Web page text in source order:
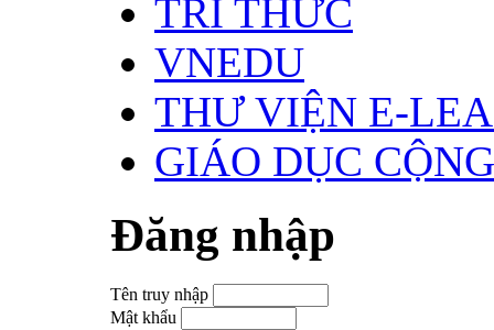
TRI THỨC
VNEDU
THƯ VIỆN E-
GIÁO DỤC
Đăng nhập
Tên truy nhập
Mật khẩu